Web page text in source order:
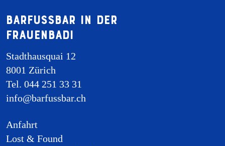
Barfussbar in der
Frauenbadi
Stadthausquai 12
8001 Zürich
Tel. 044 251 33 31
info@barfussbar.ch
Anfahrt
Lost & Found